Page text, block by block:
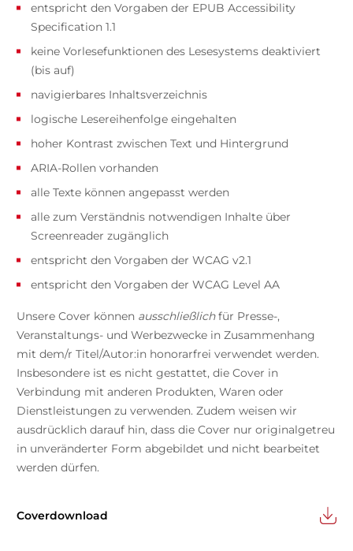
entspricht den Vorgaben der EPUB Accessibility
Specification 1.1
keine Vorlesefunktionen des Lesesystems deaktiviert
(bis auf)
navigierbares Inhaltsverzeichnis
logische Lesereihenfolge eingehalten
hoher Kontrast zwischen Text und Hintergrund
ARIA-Rollen vorhanden
alle Texte können angepasst werden
alle zum Verständnis notwendigen Inhalte über
Screenreader zugänglich
entspricht den Vorgaben der WCAG v2.1
entspricht den Vorgaben der WCAG Level AA
Unsere Cover können ausschließlichfür Presse-,
Veranstaltungs- und Werbezwecke in Zusammenhang
mit dem/r Titel/Autor:in honorarfrei verwendet werden.
Insbesondere ist es nicht gestattet, die Cover in
Verbindung mit anderen Produkten, Waren oder
Dienstleistungen zu verwenden. Zudem weisen wir
ausdrücklich darauf hin, dass die Cover nur originalgetreu
in unveränderter Form abgebildet und nicht bearbeitet
werden dürfen.
Coverdownload